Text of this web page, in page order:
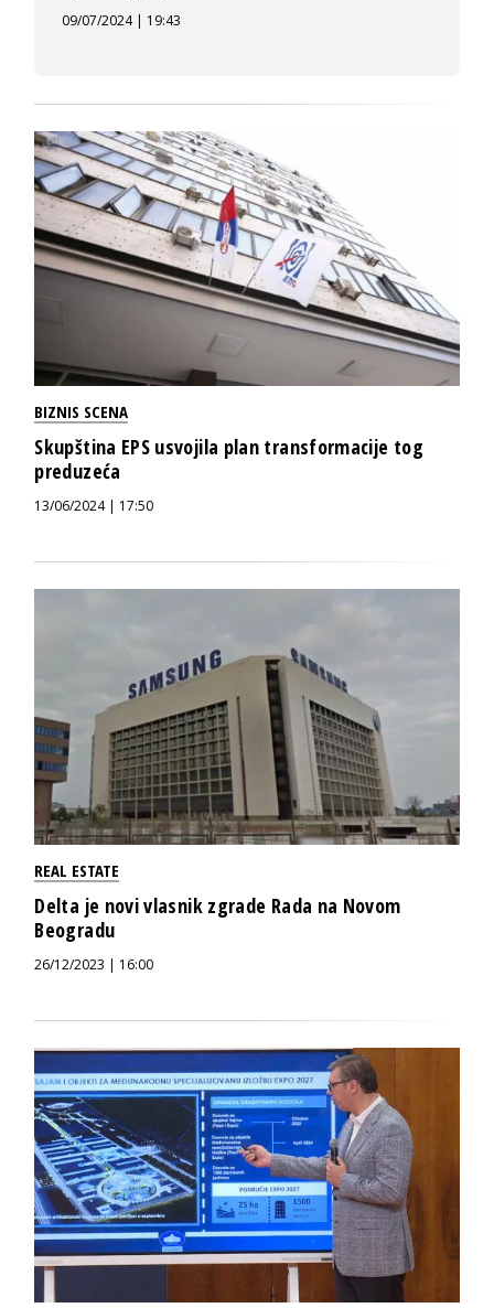
09/07/2024 | 19:43
BIZNIS SCENA
Skupština EPS usvojila plan transformacije tog
preduzeća
13/06/2024 | 17:50
REAL ESTATE
Delta je novi vlasnik zgrade Rada na Novom
Beogradu
26/12/2023 | 16:00